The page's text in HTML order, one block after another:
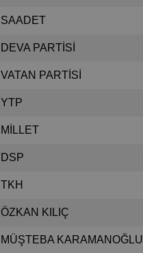
SAADET
DEVA PARTİSİ
VATAN PARTİSİ
YTP
MİLLET
DSP
TKH
ÖZKAN KILIÇ
MÜŞTEBA KARAMANOĞLU